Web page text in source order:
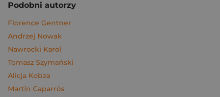
Podobni autorzy
Florence Gentner
Andrzej Nowak
Nawrocki Karol
Tomasz Szymański
Alicja Kobza
Martín Caparrós